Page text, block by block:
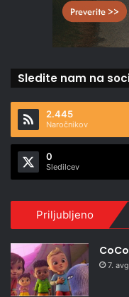
Sledite nam na
2.445
Naročnikov
0
Sledilcev
Priljubljeno
7.